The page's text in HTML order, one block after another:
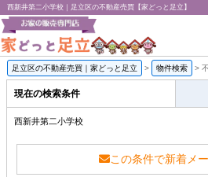
西新井第二小学校｜足立区の不動産売買【家どっと足立】
足立区の不動産売買｜家どっと足立 > 物件検索 >
現在の検索条件
西新井第二小学校
この条件で新着メ